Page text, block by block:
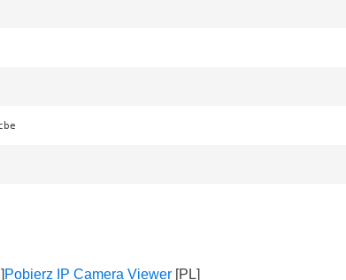
Pobierz IP Camera Viewer